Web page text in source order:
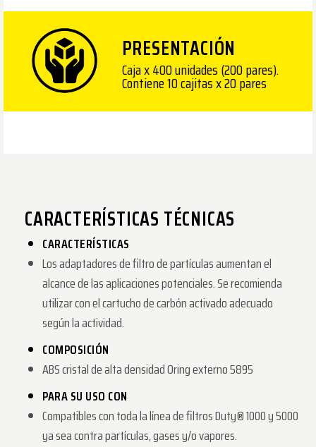
PRESENTACIÓN
Caja x 400 unidades (200 pares).
Contiene 10 cajitas x 20 pares
CARACTERÍSTICAS TÉCNICAS
CARACTERÍSTICAS
Los adaptadores de filtro de partículas aumentan el
alcance de las aplicaciones potenciales. Se recomienda
utilizar con el cartucho de carbón activado adecuado
según la actividad.
COMPOSICIÓN
ABS cristal de alta densidad Oring externo 5895
PARA SU USO CON
Compatibles con toda la línea de filtros Duty® 1000 y 5000
ya sea contra partículas, gases y/o vapores.